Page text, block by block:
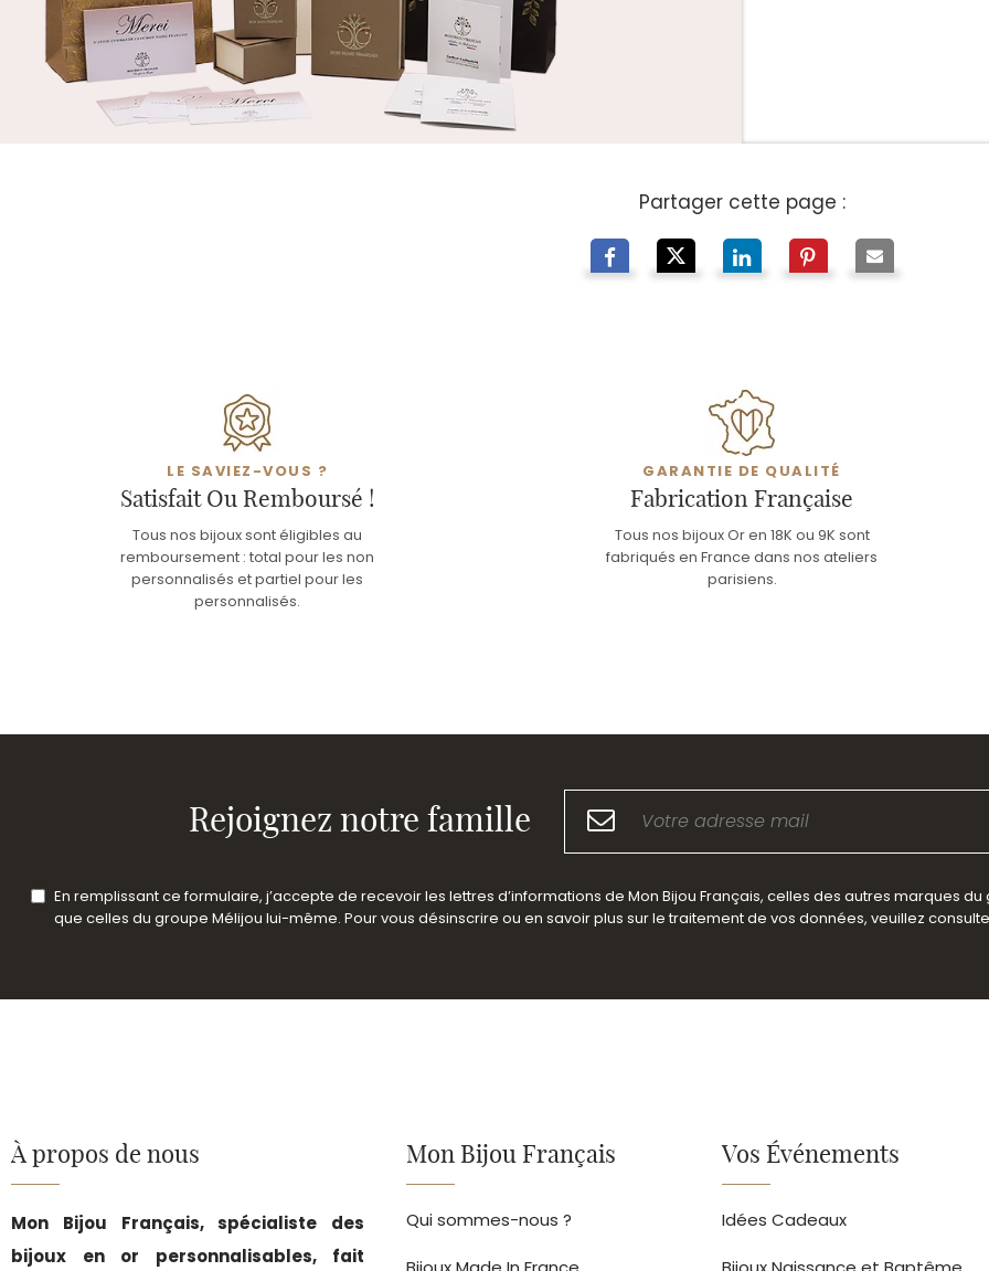
Partager cette page :
LE SAVIEZ-VOUS ?
Satisfait Ou Remboursé !
Tous nos bijoux sont éligibles au
remboursement : total pour les non
personnalisés et partiel pour les
personnalisés.
GARANTIE DE QUALITÉ
Fabrication Française
Tous nos bijoux Or en 18K ou 9K sont
fabriqués en France dans nos ateliers
parisiens.
Rejoignez notre famille
En remplissant ce formulaire, j’accepte de recevoir les lettres d’informations de Mon Bijou Français, celles des autres marques
que celles du groupe Mélijou lui-même. Pour vous désinscrire ou en savoir plus sur le traitement de vos données, veuillez
À propos de nous
Mon Bijou Français, spécialiste des
bijoux en or personnalisables, fait
Mon Bijou Français
Qui sommes-nous ?
Vos Événements
Idées Cadeaux